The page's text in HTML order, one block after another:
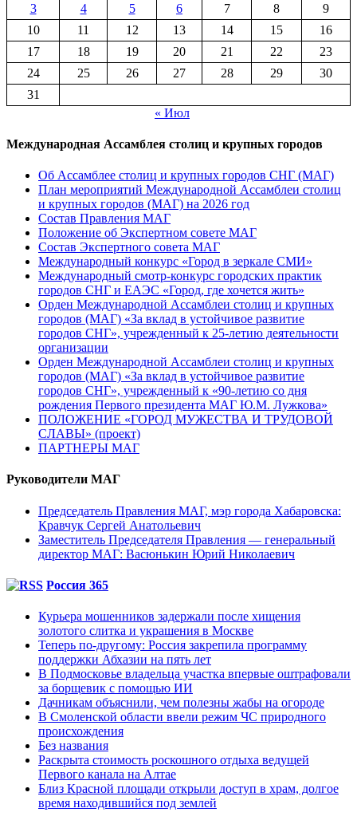
3
4 5 6 7 8
9
10
11 12 13 14 15
16
17
18 19 20 21 22
23
24
25 26 27 28 29
30
31
« Июл
Международная Ассамблея столиц и крупных городов
Об Ассамблее столиц и крупных городов СНГ (МАГ)
План мероприятий Международной Ассамблеи столиц
и крупных городов (МАГ) на 2026 год
Состав Правления МАГ
Положение об Экспертном совете МАГ
Состав Экспертного совета МАГ
Международный конкурс «Город в зеркале СМИ»
Международный смотр-конкурс городских практик
городов СНГ и ЕАЭС «Город, где хочется жить»
Орден Международной Ассамблеи столиц и крупных
городов (МАГ) «За вклад в устойчивое развитие
городов СНГ», учрежденный к 25-летию деятельности
организации
Орден Международной Ассамблеи столиц и крупных
городов (МАГ) «За вклад в устойчивое развитие
городов СНГ», учрежденный к «90-летию со дня
рождения Первого президента МАГ Ю.М. Лужкова»
ПОЛОЖЕНИЕ «ГОРОД МУЖЕСТВА И ТРУДОВОЙ
СЛАВЫ» (проект)
ПАРТНЕРЫ МАГ
Руководители МАГ
Председатель Правления МАГ, мэр города Хабаровска:
Кравчук Сергей Анатольевич
Заместитель Председателя Правления — генеральный
директор МАГ: Васюнькин Юрий Николаевич
Россия 365
Курьера мошенников задержали после хищения
золотого слитка и украшения в Москве
Теперь по-другому: Россия закрепила программу
поддержки Абхазии на пять лет
В Подмосковье владельца участка впервые оштрафовали
за борщевик с помощью ИИ
Дачникам объяснили, чем полезны жабы на огороде
В Смоленской области ввели режим ЧС природного
происхождения
Без названия
Раскрыта стоимость роскошного отдыха ведущей
Первого канала на Алтае
Близ Красной площади открыли доступ в храм, долгое
время находившийся под землей